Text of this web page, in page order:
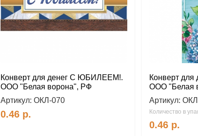
Конверт для денег С ЮБИЛЕЕМ!.
ООО "Белая ворона", РФ
Артикул: ОКЛ-070
0.46 р.
Конверт
ООО "Белая
Артикул:
Количество в
0.46 р.